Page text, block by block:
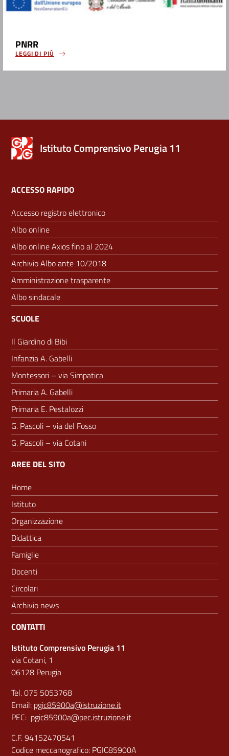
PNRR
LEGGI DI PIÙ
Istituto Comprensivo Perugia 11
ACCESSO RAPIDO
Accesso registro elettronico
Albo online
Albo online Axios fino al 2024
Archivio Albo ante 10/2018
Amministrazione trasparente
Albo sindacale
SCUOLE
Il Giardino di Bibi
Infanzia A. Gabelli
Montessori – via Simpatica
Primaria A. Gabelli
Primaria E. Pestalozzi
G. Pascoli – via del Fosso
G. Pascoli – via Cotani
AREE DEL SITO
Home
Istituto
Organizzazione
Didattica
Famiglie
Docenti
Circolari
Archivio news
CONTATTI
Istituto Comprensivo Perugia 11
via Cotani, 1
06128 Perugia
Tel. 075 5053768
Email: pgic85900a@istruzione.it
PEC: pgic85900a@pec.istruzione.it
C.F. 94152470541
Codice meccanografico: PGIC85900A